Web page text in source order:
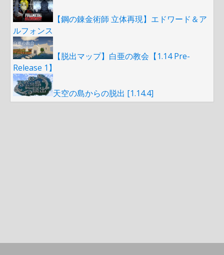
【鋼の錬金術師 立体再現】エドワード＆ア
ルフォンス
【脱出マップ】白亜の教会【1.14 Pre-
Release 1】
天空の島からの脱出 [1.14.4]